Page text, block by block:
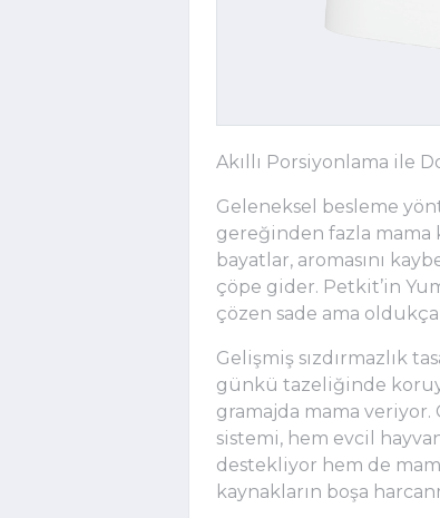
Akıllı Porsiyonlama ile
Geleneksel besleme
gereğinden fazla mama
bayatlar, aromasını
çöpe gider. Petkit’in
çözen sade ama
Gelişmiş sızdırmazlık
günkü tazeliğinde
gramajda mama
sistemi, hem evcil
destekliyor hem de
kaynakların boşa